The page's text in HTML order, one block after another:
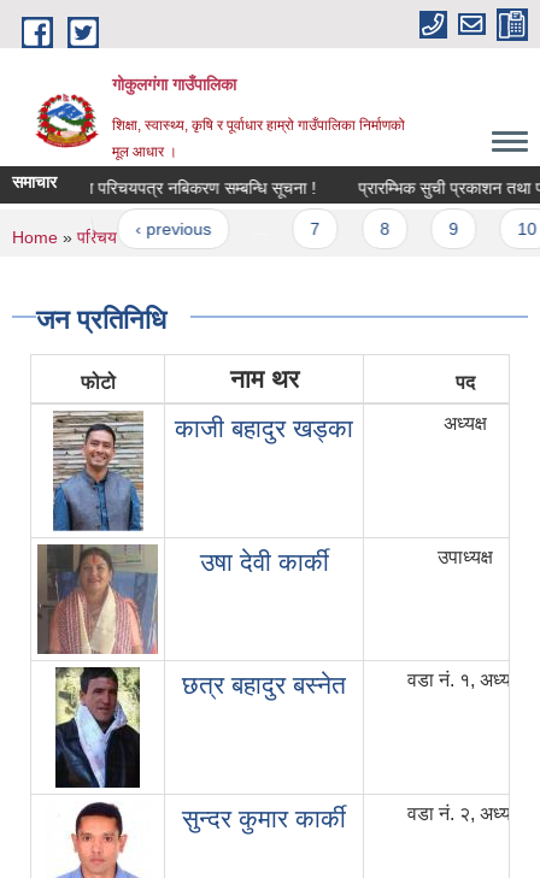
Skip to main content
गोकुलगंगा गाउँपालिका
शिक्षा, स्वास्थ्य, कृषि र पूर्वाधार हाम्रो गाउँपालिका निर्माणको
मूल आधार ।
समाचारसुरक्षा परिचयपत्र नबिकरण सम्बन्धि सूचना ! प्रारम्भिक सुची प्रकाशन तथा
« first ‹ previous 10
You are here
Home » परिचय» जन प्रतिनिधि
जन प्रतिनिधि
फोटो नाम थर पद
काजी बहादुर खड्का अध्यक्ष
उषा देवी कार्की उपाध्यक्ष
छत्र बहादुर बस्नेत वडा नं. १, अध्यक्ष
सुन्दर कुमार कार्की वडा नं. २, अध्यक्ष